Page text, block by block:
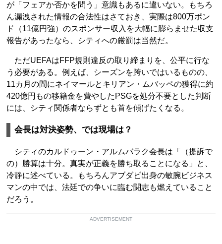
が「フェアか否かを問う」意識もあるに違いない。もちろ
ん漏洩された情報の合法性はさておき、実際は800万ポン
ド（11億円強）のスポンサー収入を大幅に膨らませた収支
報告があったなら、シティへの厳罰は当然だ。
ただUEFAはFFP規則違反の取り締まりを、公平に行な
う必要がある。例えば、シーズンを跨いではいるものの、
11カ月の間にネイマールとキリアン・ムバッペの獲得に約
420億円もの移籍金を費やしたPSGを処分不要とした判断
には、シティ関係者ならずとも首を傾げたくなる。
会長は対決姿勢、では現場は？
シティのカルドゥーン・アルムバラク会長は「（提訴で
の）勝算は十分。真実が正義を勝ち取ることになる」と、
冷静に述べている。もちろんアブダビ出身の敏腕ビジネス
マンの中では、法廷での争いに臨む闘志も燃えていること
だろう。
ADVERTISEMENT